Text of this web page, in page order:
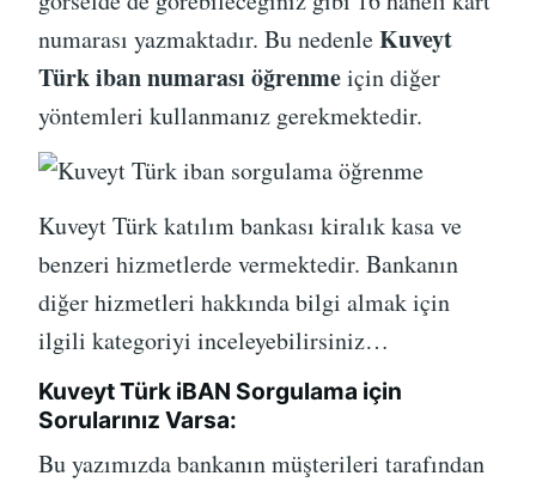
numarası yazmaktadır. Bu nedenleKuveyt
Türk iban numarası öğrenmeiçin diğer
yöntemleri kullanmanız gerekmektedir.
Kuveyt Türk katılım bankası kiralık kasa ve
benzeri hizmetlerde vermektedir. Bankanın
diğer hizmetleri hakkında bilgi almak için
ilgili kategoriyi inceleyebilirsiniz…
Kuveyt Türk iBAN Sorgulama için
Sorularınız Varsa:
Bu yazımızda bankanın müşterileri tarafından